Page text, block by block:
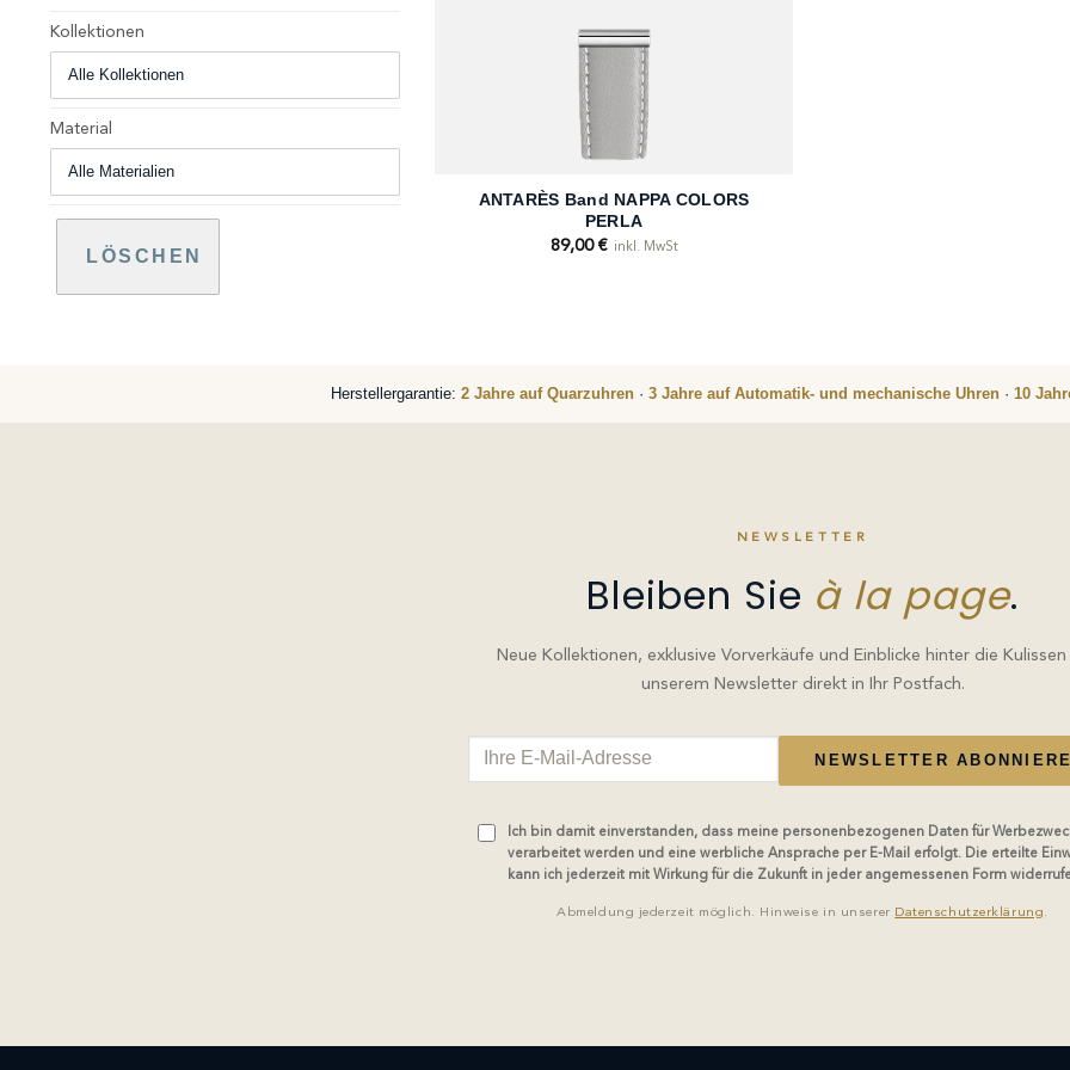
Kollektionen
Material
LÖSCHEN
ANTARÈS Band NAPPA COLORS
PERLA
89,00 € inkl. MwSt
Herstellergarantie: 2 Jahre auf Quarzuhren· 3 Jahre auf Automatik- und mechanische Uhren· 10
NEWSLETTER
Bleiben Sie à la page.
Neue Kollektionen, exklusive Vorverkäufe und Einblicke hinter die
unserem Newsletter direkt in Ihr Postfach.
NEWSLETTER
Ich bin damit einverstanden, dass meine personenbezogenen Daten für
verarbeitet werden und eine werbliche Ansprache per E-Mail erfolgt. Die erteilte
kann ich jederzeit mit Wirkung für die Zukunft in jeder angemessenen Form
Abmeldung jederzeit möglich. Hinweise in unserer Datenschutzerklärung.